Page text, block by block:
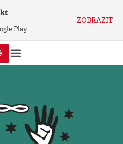
Play
ZOBRAZIT